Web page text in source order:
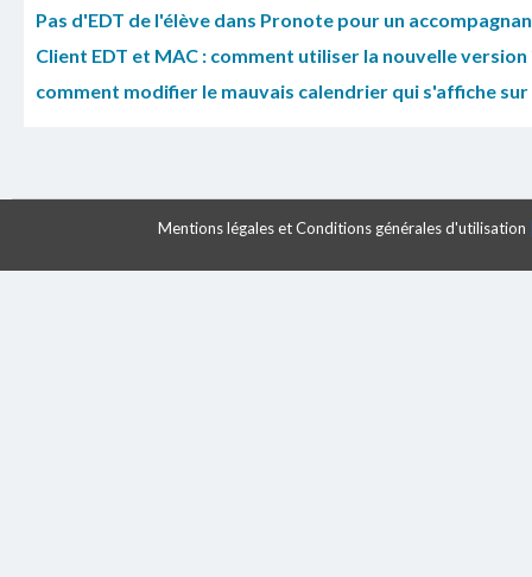
Pas d'EDT de l'élève dans Pronote pour un
Client EDT et MAC : comment utiliser la nouvelle version
comment modifier le mauvais calendrier qui s'affiche
Mentions légales et Conditions générales d'utilisation